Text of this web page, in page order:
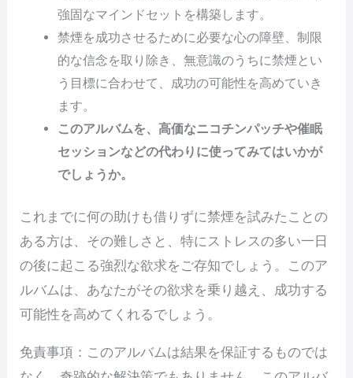
強固なマインドセットを構築します。
禁煙を成功させるために必要な心の障壁、制限
的な信念を取り除き、無意識のうちに禁煙とい
う目標に合わせて、成功の可能性を高めていき
ます。
このアルバムを、高価なニコチンパッチや催眠
セッションなどの代わりに使ってみてはいかが
でしょうか。
これまでに何の助けも借りずに禁煙を試みたことの
ある方は、その難しさと、特にストレスの多い一日
の後に起こる強烈な欲求をご存知でしょう。このア
ルバムは、あなたがその欲求を乗り越え、成功する
可能性を高めてくれるでしょう。
免責事項：このアルバムは結果を保証するものでは